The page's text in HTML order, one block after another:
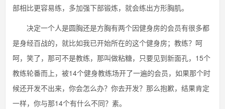
部相比更容易练，多加强下部锻炼，就会练出方形胸肌。
决定一个人是圆胸还是方胸有两个因健身房的会员有很多都
是身经百战的，就比如我已开始所在的这个健身房；教练？呵
呵，笑了，那可不是教练，那叫做粘糖，只要见到新面孔，15个
教练轮番而上，被14个健身教练场开了一遍的会员，如果那个时
候还开发不出来，你会怎么办？你去开发？那么抱歉，结果肯定
一样，你与那14个有什么不同？素。